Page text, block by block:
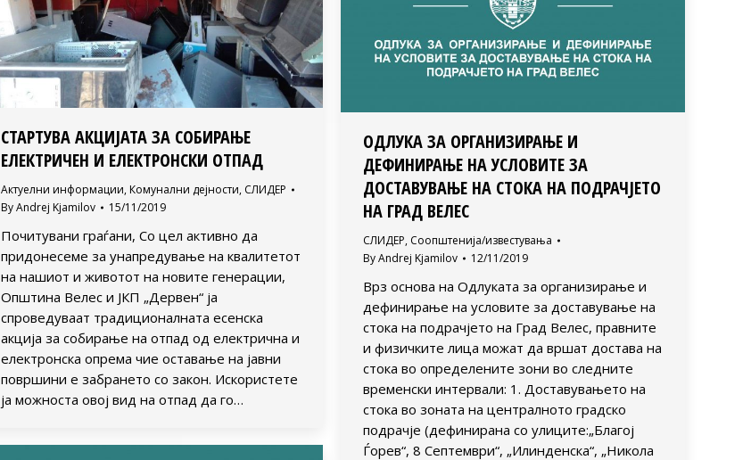
СТАРТУВА АКЦИЈАТА ЗА СОБИРАЊЕ
ЕЛЕКТРИЧЕН И ЕЛЕКТРОНСКИ ОТПАД
Актуелни информации, Комунални дејности, СЛИДЕР
ByAndrej Kjamilov 15/11/2019
Почитувани граѓани, Со цел активно да
придонесеме за унапредување на квалитетот
на нашиот и животот на новите генерации,
Општина Велес и ЈКП „Дервен“ ја
спроведуваат традиционалната есенска
акција за собирање на отпад од електрична и
електронска опрема чие оставање на јавни
површини е забрането со закон. Искористете
ја можноста овој вид на отпад да го…
ОДЛУКА ЗА ОРГАНИЗИРАЊЕ И
ДЕФИНИРАЊЕ НА УСЛОВИТЕ ЗА
ДОСТАВУВАЊЕ НА СТОКА НА ПОДРАЧЈЕТО
НА ГРАД ВЕЛЕС
СЛИДЕР, Соопштенија/известувања
ByAndrej Kjamilov 12/11/2019
Врз основа на Одлуката за организирање и
дефинирање на условите за доставување на
стока на подрачјето на Град Велес, правните
и физичките лица можат да вршат достава на
стока во определените зони во следните
временски интервали: 1. Доставувањето на
стока во зоната на централното градско
подрачје (дефинирана со улиците:„Благој
Ѓорев“, 8 Септември“, „Илинденска“, „Никола